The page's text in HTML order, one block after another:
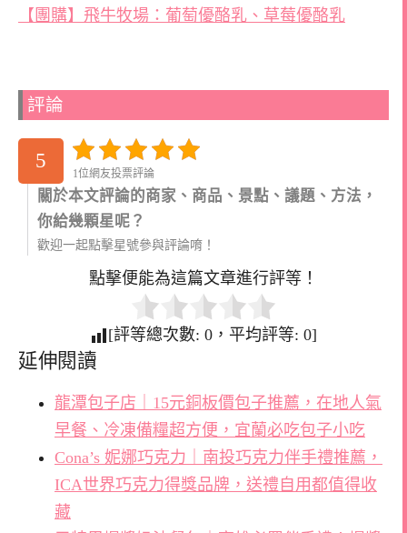
【團購】飛牛牧場：葡萄優酪乳、草莓優酪乳
評論
5
1位網友投票評論
關於本文評論的商家、商品、景點、議題、方法，
你給幾顆星呢？
歡迎一起點擊星號參與評論唷！
點擊便能為這篇文章進行評等！
[評等總次數: 0 ，平均評等: 0]
延伸閱讀
龍潭包子店｜15元銅板價包子推薦，在地人氣
早餐、冷凍備糧超方便，宜蘭必吃包子小吃
Cona’s 妮娜巧克力｜南投巧克力伴手禮推薦，
ICA世界巧克力得獎品牌，送禮自用都值得收
藏